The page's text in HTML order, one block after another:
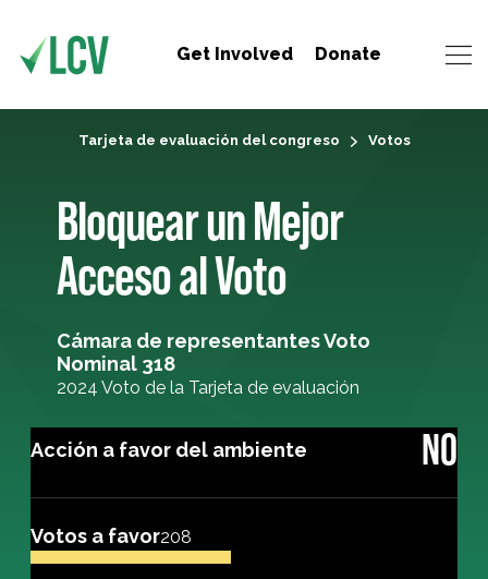
Get Involved Donate
Tarjeta de evaluación del congreso Votos
Bloquear un Mejor
Acceso al Voto
Cámara de representantes Voto
Nominal 318
2024 Voto de la Tarjeta de evaluación
Acción a favor del ambiente NO
Votos a favor208